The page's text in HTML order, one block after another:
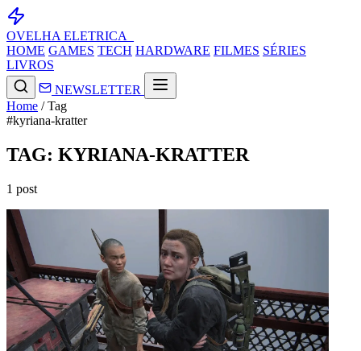
OVELHA ELETRICA_
HOME GAMES TECH HARDWARE FILMES SÉRIES
LIVROS
NEWSLETTER
Home / Tag
#kyriana-kratter
TAG: KYRIANA-KRATTER
1 post